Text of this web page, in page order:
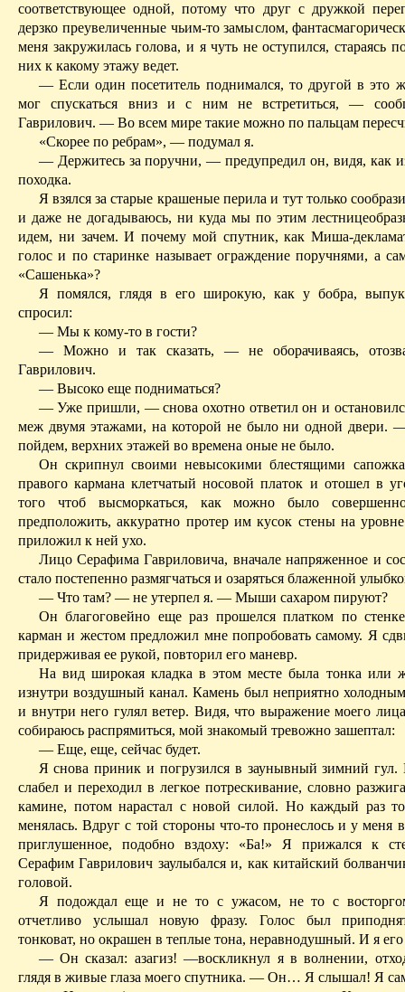
соответствующее одной, потому что друг с дружкой
дерзко преувеличенные чьим-то замыслом,
меня закружилась голова, и я чуть не оступился, стараясь
них к какому этажу ведет.
— Если один посетитель поднимался, то другой в это
мог спускаться вниз и с ним не встретиться, —
Гаврилович. — Во всем мире такие можно по пальцам
«Скорее по ребрам», — подумал я.
— Держитесь за поручни, — предупредил он, видя, как
походка.
Я взялся за старые крашеные перила и тут только
и даже не догадываюсь, ни куда мы по этим
идем, ни зачем. И почему мой спутник, как Миша-
голос и по старинке называет ограждение поручнями, а
«Сашенька»?
Я помялся, глядя в его широкую, как у бобра,
спросил:
— Мы к кому-то в гости?
— Можно и так сказать, — не оборачиваясь,
Гаврилович.
— Высоко еще подниматься?
— Уже пришли, — снова охотно ответил он и
меж двумя этажами, на которой не было ни одной
пойдем, верхних этажей во времена оные не было.
Он скрипнул своими невысокими блестящими
правого кармана клетчатый носовой платок и отошел в
того чтоб высморкаться, как можно было совершенно
предположить, аккуратно протер им кусок стены на
приложил к ней ухо.
Лицо Серафима Гавриловича, вначале напряженное и
стало постепенно размягчаться и озаряться блаженной
— Что там? — не утерпел я. — Мыши сахаром пируют?
Он благоговейно еще раз прошелся платком по
карман и жестом предложил мне попробовать самому. Я
придерживая ее рукой, повторил его маневр.
На вид широкая кладка в этом месте была тонка или
изнутри воздушный канал. Камень был неприятно
и внутри него гулял ветер. Видя, что выражение моего
собираюсь распрямиться, мой знакомый тревожно зашептал:
— Еще, еще, сейчас будет.
Я снова приник и погрузился в заунывный зимний
слабел и переходил в легкое потрескивание, словно
камине, потом нарастал с новой силой. Но каждый раз
менялась. Вдруг с той стороны что-то пронеслось и у меня в
приглушенное, подобно вздоху: «Ба!» Я прижался к
Серафим Гаврилович заулыбался и, как китайский
головой.
Я подождал еще и не то с ужасом, не то с
отчетливо услышал новую фразу. Голос был
тонковат, но окрашен в теплые тона, неравнодушный. И я его
— Он сказал: азагиз!—воскликнул я в волнении,
глядя в живые глаза моего спутника. — Он… Я слышал! Я